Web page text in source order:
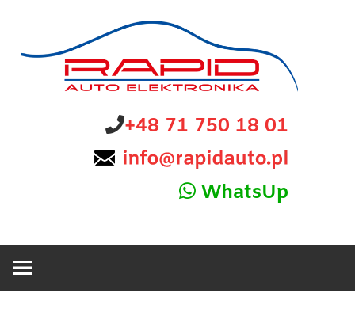
content
Rapid
Auto
+48 71 750 18 01
WhatsUp